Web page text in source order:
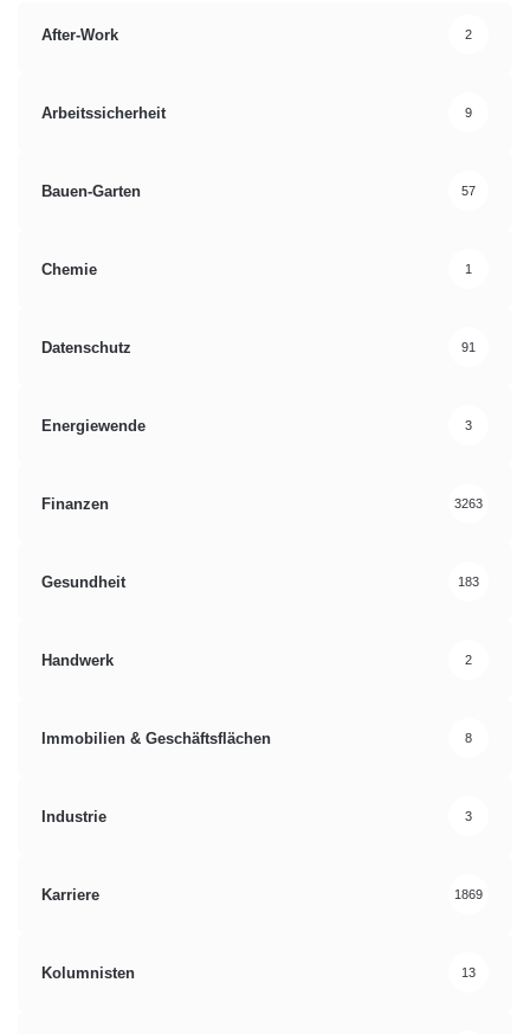
After-Work 2
Arbeitssicherheit 9
Bauen-Garten 57
Chemie 1
Datenschutz 91
Energiewende 3
Finanzen 3263
Gesundheit 183
Handwerk 2
Immobilien & Geschäftsflächen 8
Industrie 3
Karriere 1869
Kolumnisten 13